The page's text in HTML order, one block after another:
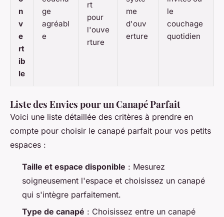
n
v
e
rt
ib
le
ge
agréabl
e
rt
pour
l'ouve
rture
me
d'ouv
erture
le
couchage
quotidien
Liste des Envies pour un Canapé Parfait
Voici une liste détaillée des critères à prendre en
compte pour choisir le canapé parfait pour vos petits
espaces :
Taille et espace disponible : Mesurez
soigneusement l'espace et choisissez un canapé
qui s'intègre parfaitement.
Type de canapé : Choisissez entre un canapé